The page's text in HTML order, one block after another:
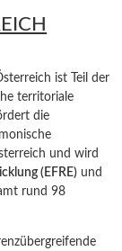
ist Teil der
territoriale
die
und wird
(EFRE) und
rund 98